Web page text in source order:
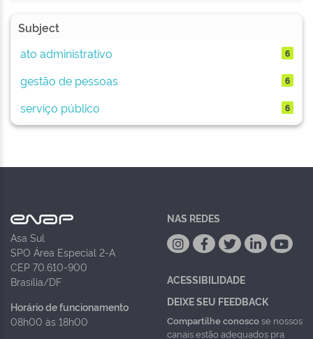
Subject
ato administrativo
6
gestão de pessoas 6
serviço público 6
Asa Sul
SPO Área Especial 2-A
CEP 70.610-900
Brasília/DF
Horário de funcionamento
08h00 às 18h00
NAS REDES
ACESSIBILIDADE
DEIXE SEU FEEDBACK
Compartilhe conoscose nossos
canais estão adequados pra